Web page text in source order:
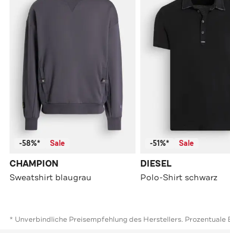
-58%* Sale
CHAMPION
Sweatshirt blaugrau
-51%* Sale
DIESEL
Polo-Shirt schwarz
* Unverbindliche Preisempfehlung des Herstellers. Prozentuale